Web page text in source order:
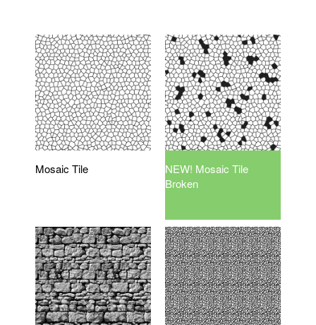
Mosaic Tile
NEW! Mosaic Tile
Broken